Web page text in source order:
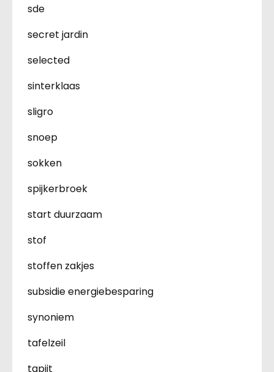
sde
secret jardin
selected
sinterklaas
sligro
snoep
sokken
spijkerbroek
start duurzaam
stof
stoffen zakjes
subsidie energiebesparing
synoniem
tafelzeil
tapijt